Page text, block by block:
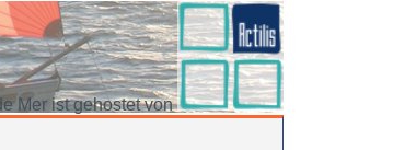
Mer ist gehostet von